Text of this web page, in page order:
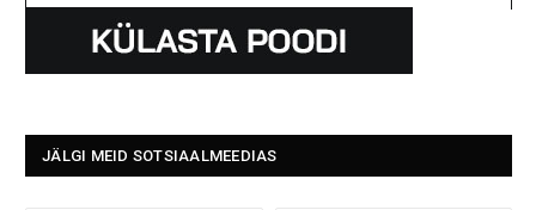
JÄLGI MEID SOTSIAALMEEDIAS